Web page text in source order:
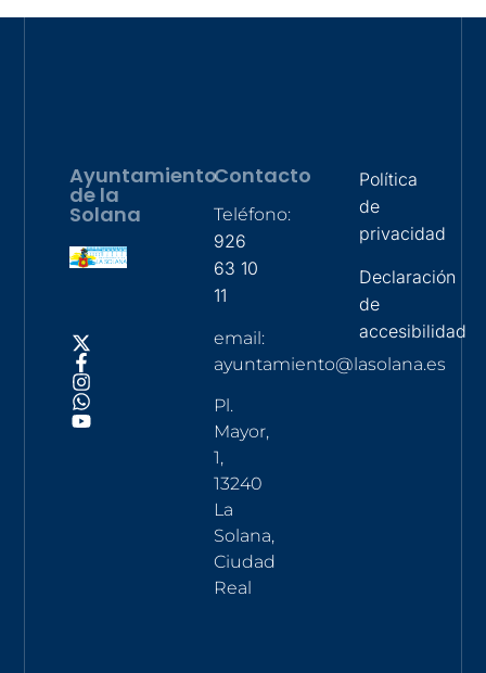
Ayuntamiento
de la
Solana
Contacto
Teléfono:
926
63 10
11
email:
ayuntamiento@lasolana.es
Pl.
Mayor,
1,
13240
La
Solana,
Ciudad
Real
Política
de
privacidad
Declaración
de
accesibilidad